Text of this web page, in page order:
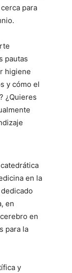
para
pautas
higiene
y cómo el
¿Quieres
en la
en
en
para la
y